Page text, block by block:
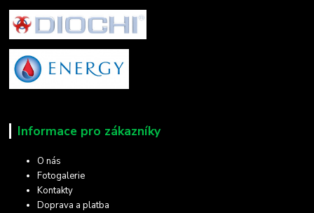
Informace pro zákazníky
O nás
Fotogalerie
Kontakty
Doprava a platba